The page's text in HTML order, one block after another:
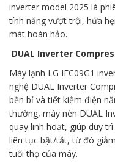
inverter model 2025 là
tính năng vượt trội, hứa
mát hoàn hảo.
DUAL Inverter
Máy lạnh LG IEC09G1
nghệ DUAL Inverter
bền bỉ và tiết kiệm điện
thường, máy nén DUAL
quay linh hoạt, giúp duy
liên tục bật/tắt, từ đó
tuổi thọ của máy.